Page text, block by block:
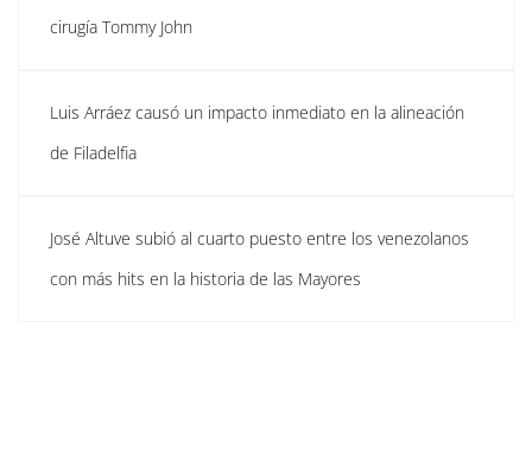
cirugía Tommy John
Luis Arráez causó un impacto inmediato en la alineación
de Filadelfia
José Altuve subió al cuarto puesto entre los venezolanos
con más hits en la historia de las Mayores